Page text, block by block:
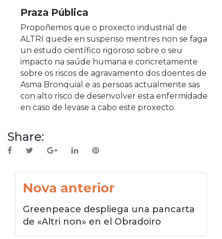
Praza Pública
Propoñemos que o proxecto industrial de
ALTRI quede en suspenso mentres non se faga
un estudo científico rigoroso sobre o seu
impacto na saúde humana e concretamente
sobre os riscos de agravamento dos doentes de
Asma Bronquial e as persoas actualmente sas
con alto risco de desenvolver esta enfermidade
en caso de levase a cabo este proxecto.
Share:
Facebook
TwitterGoogle+LinkedInPinterest
Navegación
entradas
Nova anterior
Greenpeace despliega una pancarta
de «Altri non» en el Obradoiro